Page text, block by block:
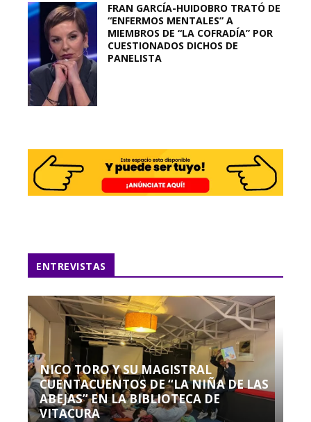
FRAN GARCÍA-HUIDOBRO TRATÓ DE
“ENFERMOS MENTALES” A
MIEMBROS DE “LA COFRADÍA” POR
CUESTIONADOS DICHOS DE
PANELISTA
ENTREVISTAS
NICO TORO Y SU MAGISTRAL
CUENTACUENTOS DE “LA NIÑA DE LAS
ABEJAS” EN LA BIBLIOTECA DE
VITACURA